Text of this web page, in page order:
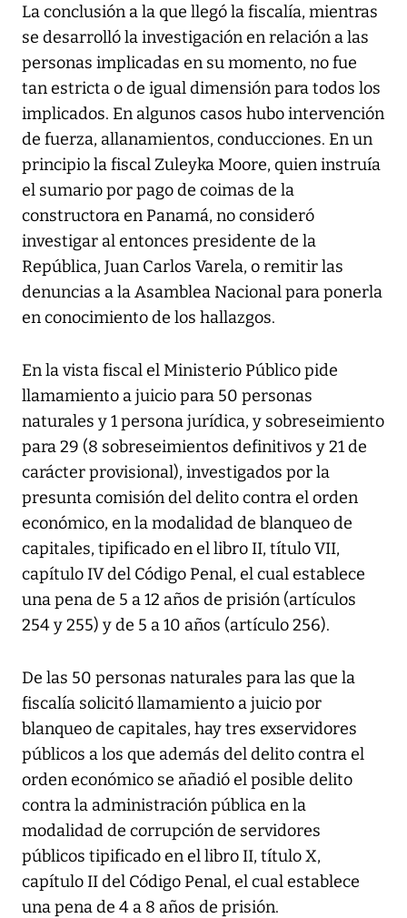
La conclusión a la que llegó la fiscalía, mientras
se desarrolló la investigación en relación a las
personas implicadas en su momento, no fue
tan estricta o de igual dimensión para todos los
implicados. En algunos casos hubo intervención
de fuerza, allanamientos, conducciones. En un
principio la fiscal Zuleyka Moore, quien instruía
el sumario por pago de coimas de la
constructora en Panamá, no consideró
investigar al entonces presidente de la
República, Juan Carlos Varela, o remitir las
denuncias a la Asamblea Nacional para ponerla
en conocimiento de los hallazgos.
En la vista fiscal el Ministerio Público pide
llamamiento a juicio para 50 personas
naturales y 1 persona jurídica, y sobreseimiento
para 29 (8 sobreseimientos definitivos y 21 de
carácter provisional), investigados por la
presunta comisión del delito contra el orden
económico, en la modalidad de blanqueo de
capitales, tipificado en el libro II, título VII,
capítulo IV del Código Penal, el cual establece
una pena de 5 a 12 años de prisión (artículos
254 y 255) y de 5 a 10 años (artículo 256).
De las 50 personas naturales para las que la
fiscalía solicitó llamamiento a juicio por
blanqueo de capitales, hay tres exservidores
públicos a los que además del delito contra el
orden económico se añadió el posible delito
contra la administración pública en la
modalidad de corrupción de servidores
públicos tipificado en el libro II, título X,
capítulo II del Código Penal, el cual establece
una pena de 4 a 8 años de prisión.